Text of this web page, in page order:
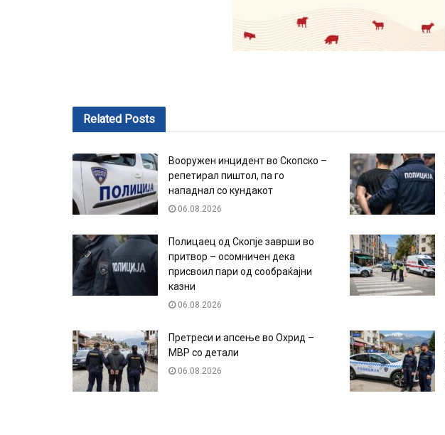
Related Posts
Вооружен инцидент во Скопско –
репетирал пиштол, па го
нападнал со кундакот
06.08.2026
Полицаец од Скопје заврши во
притвор – осомничен дека
присвоил пари од сообраќајни
казни
06.08.2026
Претреси и апсење во Охрид –
МВР со детали
06.08.2026